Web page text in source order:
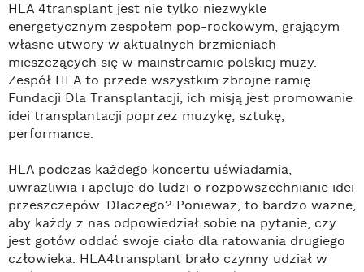
HLA 4transplant jest nie tylko niezwykle
energetycznym zespołem pop-rockowym, grającym
własne utwory w aktualnych brzmieniach
mieszczących się w mainstreamie polskiej muzy.
Zespół HLA to przede wszystkim zbrojne ramię
Fundacji Dla Transplantacji, ich misją jest promowanie
idei transplantacji poprzez muzykę, sztukę,
performance.
HLA podczas każdego koncertu uświadamia,
uwrażliwia i apeluje do ludzi o rozpowszechnianie idei
przeszczepów. Dlaczego? Ponieważ, to bardzo ważne,
aby każdy z nas odpowiedział sobie na pytanie, czy
jest gotów oddać swoje ciało dla ratowania drugiego
człowieka. HLA4transplant brało czynny udział w